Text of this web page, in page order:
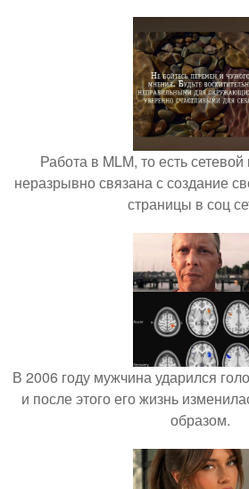
Работа в MLM, то есть
неразрывно связана с создание
страницы в соц
В 2006 году мужчина ударился
и после этого его жизнь
образом.